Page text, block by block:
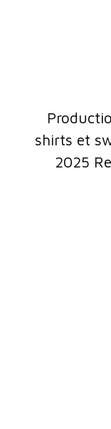
shirts et
2025